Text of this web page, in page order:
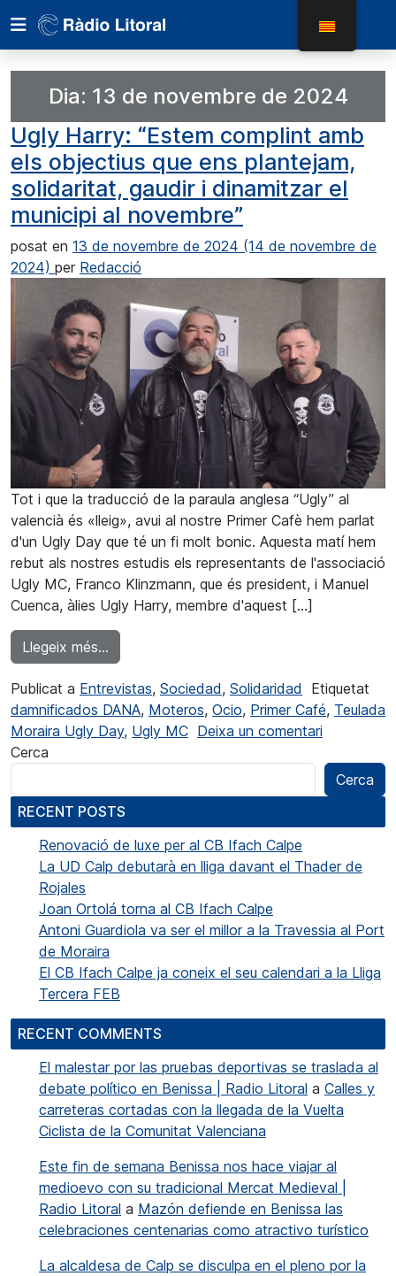
Dia: 13 de novembre de 2024
Ugly Harry: “Estem complint amb
els objectius que ens plantejam,
solidaritat, gaudir i dinamitzar el
municipi al novembre”
posat en 13 de novembre de 2024 (14 de novembre de
2024) per Redacció
Tot i que la traducció de la paraula anglesa “Ugly” al
valencià és «lleig», avui al nostre Primer Cafè hem parlat
d'un Ugly Day que té un fi molt bonic. Aquesta matí hem
rebut als nostres estudis els representants de l'associació
Ugly MC, Franco Klinzmann, que és president, i Manuel
Cuenca, àlies Ugly Harry, membre d'aquest […]
Llegeix més…
Publicat a Entrevistas, Sociedad, Solidaridad
Etiquetat
damnificados DANA, Moteros, Ocio, Primer Café, Teulada
Moraira Ugly Day, Ugly MC Deixa un comentari
Cerca
Cerca
RECENT POSTS
Renovació de luxe per al CB Ifach Calpe
La UD Calp debutarà en lliga davant el Thader de
Rojales
Joan Ortolá torna al CB Ifach Calpe
Antoni Guardiola va ser el millor a la Travessia al Port
de Moraira
El CB Ifach Calpe ja coneix el seu calendari a la Lliga
Tercera FEB
RECENT COMMENTS
El malestar por las pruebas deportivas se traslada al
debate político en Benissa | Radio Litoral a Calles y
carreteras cortadas con la llegada de la Vuelta
Ciclista de la Comunitat Valenciana
Este fin de semana Benissa nos hace viajar al
medioevo con su tradicional Mercat Medieval |
Radio Litoral a Mazón defiende en Benissa las
celebraciones centenarias como atractivo turístico
La alcaldesa de Calp se disculpa en el pleno por la